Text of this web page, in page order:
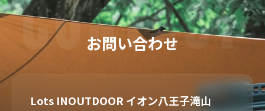
お問い合わせ
Lots INOUTDOOR イオン八王子滝山